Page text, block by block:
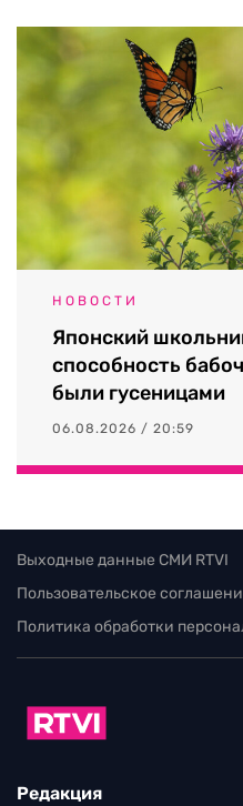
НОВОСТИ
Японский
способность
были гусеницами
06.08.2026 / 20:59
Выходные данные СМИ RTVI
Пользовательское
Политика обработки
Редакция